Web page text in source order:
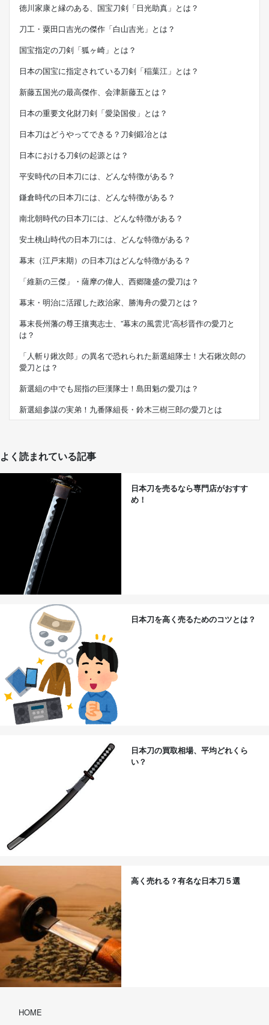
徳川家康と縁のある、国宝刀剣「日光助真」とは？
刀工・粟田口吉光の傑作「白山吉光」とは？
国宝指定の刀剣「狐ヶ崎」とは？
日本の国宝に指定されている刀剣「稲葉江」とは？
新藤五国光の最高傑作、会津新藤五とは？
日本の重要文化財刀剣「愛染国俊」とは？
日本刀はどうやってできる？刀剣鍛冶とは
日本における刀剣の起源とは？
平安時代の日本刀には、どんな特徴がある？
鎌倉時代の日本刀には、どんな特徴がある？
南北朝時代の日本刀には、どんな特徴がある？
安土桃山時代の日本刀には、どんな特徴がある？
幕末（江戸末期）の日本刀はどんな特徴がある？
「維新の三傑」・薩摩の偉人、西郷隆盛の愛刀は？
幕末・明治に活躍した政治家、勝海舟の愛刀とは？
幕末長州藩の尊王攘夷志士、”幕末の風雲児”高杉晋作の愛刀と
は？
「人斬り鍬次郎」の異名で恐れられた新選組隊士！大石鍬次郎の
愛刀とは？
新選組の中でも屈指の巨漢隊士！島田魁の愛刀は？
新選組参謀の実弟！九番隊組長・鈴木三樹三郎の愛刀とは
よく読まれている記事
日本刀を売るなら専門店がおすす
め！
日本刀を高く売るためのコツとは？
日本刀の買取相場、平均どれくら
い？
高く売れる？有名な日本刀５選
HOME